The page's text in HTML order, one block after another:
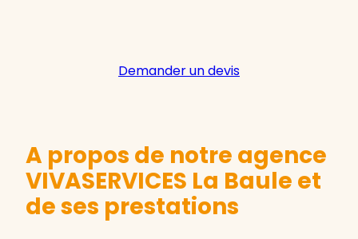
Demander un devis
A propos de notre agence
VIVASERVICES La Baule et
de ses prestations